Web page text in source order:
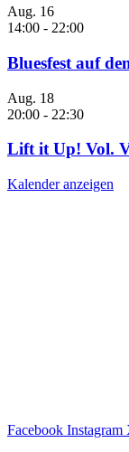
Aug. 16
14:00 - 22:00
Bluesfest auf
Aug. 18
20:00 - 22:30
Lift it Up! Vol.
Kalender anzeigen
Facebook Instagram